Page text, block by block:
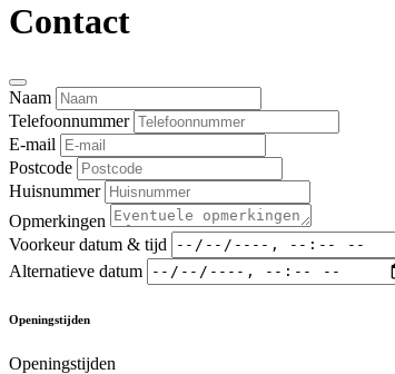
Contact
Naam
Telefoonnummer
E-mail
Postcode
Huisnummer
Opmerkingen
Voorkeur datum & tijd
Alternatieve datum
Openingstijden
Openingstijden